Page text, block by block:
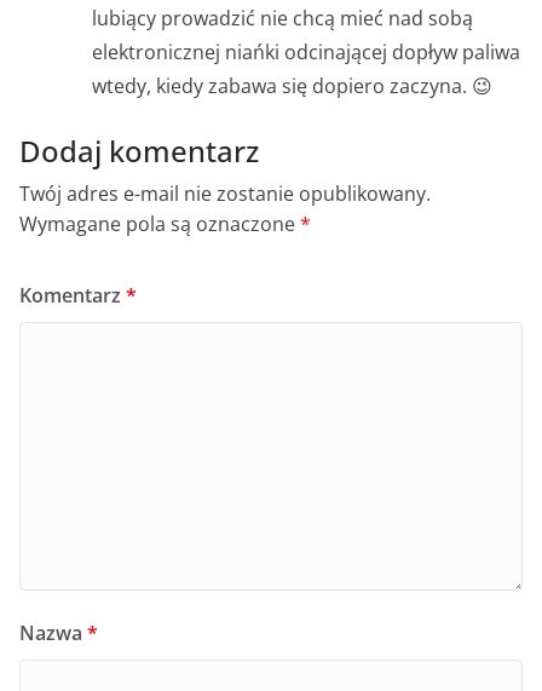
lubiący prowadzić nie chcą mieć nad sobą
elektronicznej niańki odcinającej dopływ paliwa
wtedy, kiedy zabawa się dopiero zaczyna. 😉
Dodaj komentarz
Twój adres e-mail nie zostanie opublikowany.
Wymagane pola są oznaczone*
Komentarz *
Nazwa *